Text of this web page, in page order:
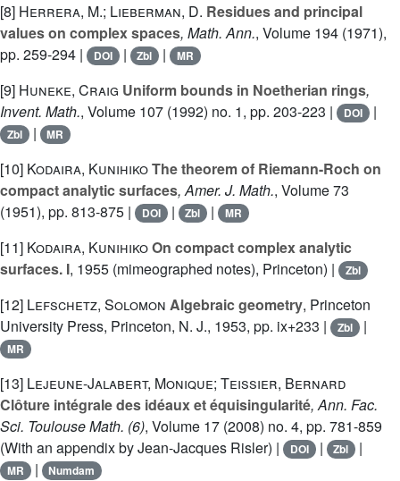
[8] Herrera, M.; Lieberman, D. Residues and principal
values on complex spaces, Math. Ann., Volume 194 (1971),
pp. 259-294 |
DOI | Zbl | MR
[9] Huneke, Craig Uniform bounds in Noetherian rings,
Invent. Math., Volume 107 (1992) no. 1, pp. 203-223 | DOI |
Zbl | MR
[10] Kodaira, KunihikoThe theorem of Riemann-Roch on
compact analytic surfaces, Amer. J. Math., Volume 73
(1951), pp. 813-875 |
DOI | Zbl | MR
[11] Kodaira, KunihikoOn compact complex analytic
surfaces. I, 1955 (mimeographed notes), Princeton) | Zbl
[12] Lefschetz, Solomon Algebraic geometry, Princeton
University Press, Princeton, N. J., 1953, pp. ix+233 |
Zbl |
MR
[13] Lejeune-Jalabert, Monique; Teissier, Bernard
Clôture intégrale des idéaux et équisingularité, Ann. Fac.
Sci. Toulouse Math. (6), Volume 17 (2008) no. 4, pp. 781-859
(With an appendix by Jean-Jacques Risler) |
DOI | Zbl |
MR | Numdam